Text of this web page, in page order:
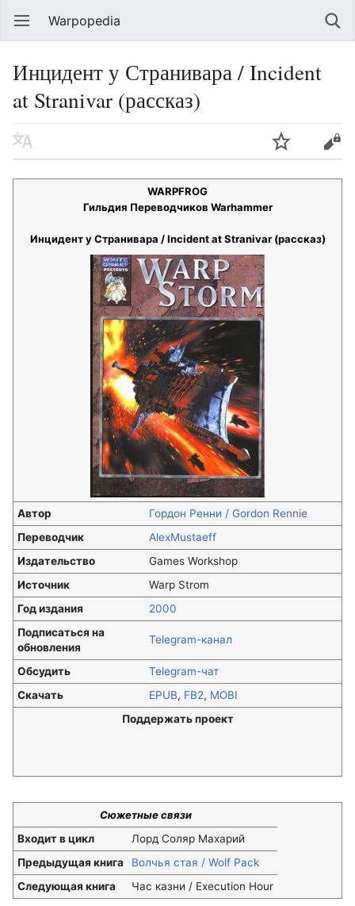
Warpopedia
Инцидент у Странивара / Incident
at Stranivar (рассказ)
WARPFROG
Гильдия Переводчиков Warhammer
Инцидент у Странивара / Incident at Stranivar (рассказ)
Автор
Гордон Ренни / Gordon Rennie
Переводчик
AlexMustaeff
Издательство
Games Workshop
Источник
Warp Strom
Год издания
2000
Подписаться на
обновления
Telegram-канал
Обсудить
Telegram-чат
Скачать
EPUB, FB2, MOBI
Поддержать проект
Сюжетные связи
Входит в цикл
Лорд Соляр Махарий
Предыдущая книга
Волчья стая / Wolf Pack
Следующая книга
Час казни / Execution Hour